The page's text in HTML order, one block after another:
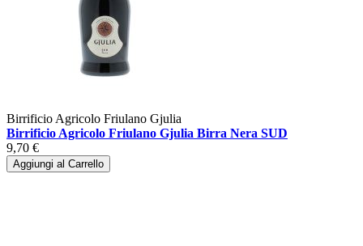
Birrificio Agricolo Friulano Gjulia
Birrificio Agricolo Friulano Gjulia Birra Nera SUD
9,70 €
Aggiungi al Carrello